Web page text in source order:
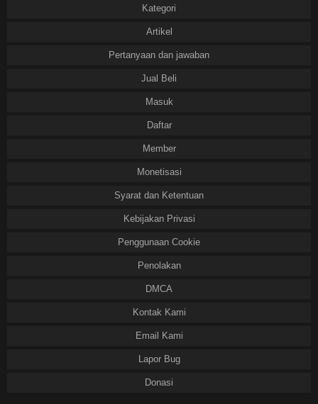
Kategori
Artikel
Pertanyaan dan jawaban
Jual Beli
Masuk
Daftar
Member
Monetisasi
Syarat dan Ketentuan
Kebijakan Privasi
Penggunaan Cookie
Penolakan
DMCA
Kontak Kami
Email Kami
Lapor Bug
Donasi